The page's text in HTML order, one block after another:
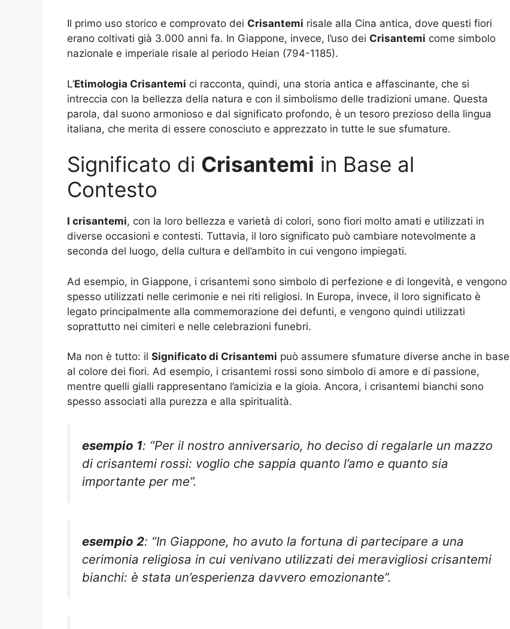
Il primo uso storico e comprovato dei Crisantemi risale alla Cina antica, dove questi fiori
erano coltivati già 3.000 anni fa. In Giappone, invece, l’uso dei Crisantemi come simbolo
nazionale e imperiale risale al periodo Heian (794-1185).
L’Etimologia Crisantemi ci racconta, quindi, una storia antica e affascinante, che si
intreccia con la bellezza della natura e con il simbolismo delle tradizioni umane. Questa
parola, dal suono armonioso e dal significato profondo, è un tesoro prezioso della lingua
italiana, che merita di essere conosciuto e apprezzato in tutte le sue sfumature.
Significato di Crisantemi in Base al
Contesto
I crisantemi, con la loro bellezza e varietà di colori, sono fiori molto amati e utilizzati in
diverse occasioni e contesti. Tuttavia, il loro significato può cambiare notevolmente a
seconda del luogo, della cultura e dell’ambito in cui vengono impiegati.
Ad esempio, in Giappone, i crisantemi sono simbolo di perfezione e di longevità, e vengono
spesso utilizzati nelle cerimonie e nei riti religiosi. In Europa, invece, il loro significato è
legato principalmente alla commemorazione dei defunti, e vengono quindi utilizzati
soprattutto nei cimiteri e nelle celebrazioni funebri.
Ma non è tutto: il Significato di Crisantemi può assumere sfumature diverse anche in base
al colore dei fiori. Ad esempio, i crisantemi rossi sono simbolo di amore e di passione,
mentre quelli gialli rappresentano l’amicizia e la gioia. Ancora, i crisantemi bianchi sono
spesso associati alla purezza e alla spiritualità.
esempio 1: “Per il nostro anniversario, ho deciso di regalarle un mazzo
di crisantemi rossi: voglio che sappia quanto l’amo e quanto sia
importante per me”.
esempio 2: “In Giappone, ho avuto la fortuna di partecipare a una
cerimonia religiosa in cui venivano utilizzati dei meravigliosi crisantemi
bianchi: è stata un’esperienza davvero emozionante”.